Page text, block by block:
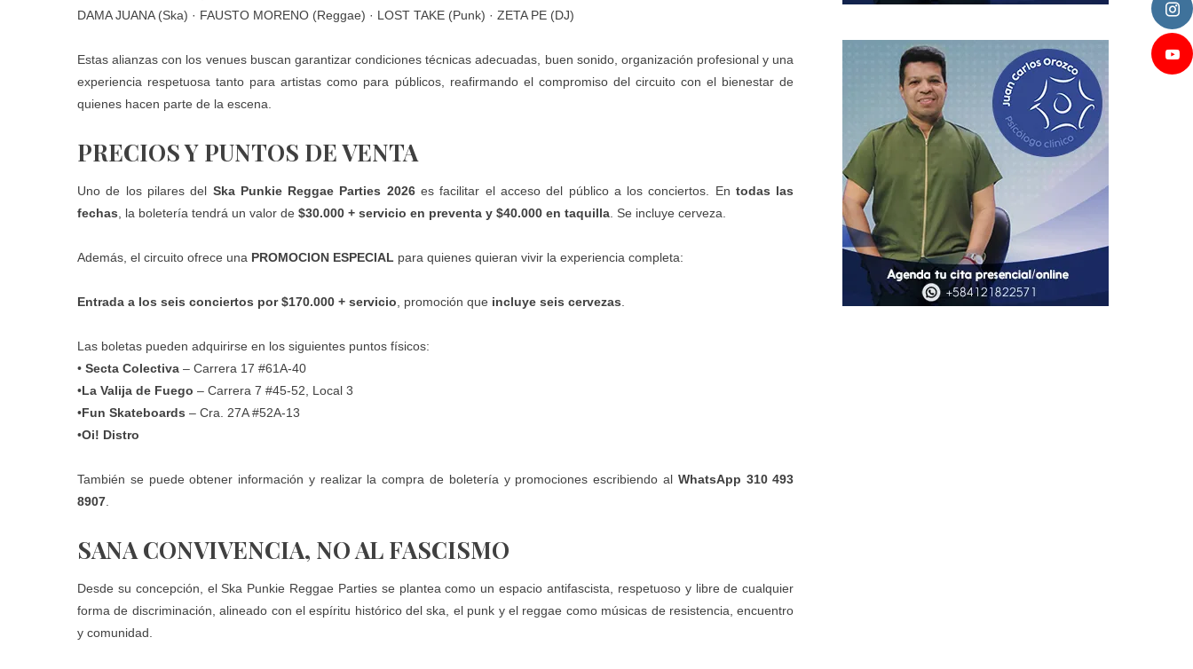
DAMA JUANA (Ska) · FAUSTO MORENO (Reggae) · LOST TAKE (Punk) · ZETA PE (DJ)
Estas alianzas con los venues buscan garantizar condiciones técnicas adecuadas, buen sonido, organización profesional y una
experiencia respetuosa tanto para artistas como para públicos, reafirmando el compromiso del circuito con el bienestar de
quienes hacen parte de la escena.
PRECIOS Y PUNTOS DE VENTA
Uno de los pilares del Ska Punkie Reggae Parties 2026es facilitar el acceso del público a los conciertos. Entodas las
fechas , la boletería tendrá un valor de $30.000 + servicio en preventa y $40.000 en taquilla . Se incluye cerveza.
Además, el circuito ofrece una PROMOCION ESPECIAL para quienes quieran vivir la experiencia completa:
Entrada a los seis conciertos por $170.000 + servicio , promoción que incluye seis cervezas
Las boletas pueden adquirirse en los siguientes puntos físicos:
• Secta Colectiva – Carrera 17 #61A-40
•La Valija de Fuego – Carrera 7 #45-52, Local 3
•Fun Skateboards – Cra. 27A #52A-13
•Oi! Distro
También se puede obtener información y realizar la compra de boletería y promociones escribiendo alWhatsApp 310 493
8907
SANA CONVIVENCIA, NO AL FASCISMO
Desde su concepción, el Ska Punkie Reggae Parties se plantea como un espacio antifascista, respetuoso y libre de cualquier
forma de discriminación, alineado con el espíritu histórico del ska, el punk y el reggae como músicas de resistencia, encuentro
y comunidad.